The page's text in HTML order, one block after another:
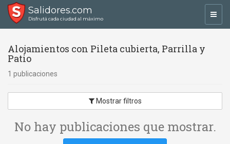
Salidores.com
Disfrutá cada ciudad al máximo
Alojamientos con Pileta cubierta, Parrilla y
Patio
1 publicaciones
Mostrar filtros
No hay publicaciones que mostrar.